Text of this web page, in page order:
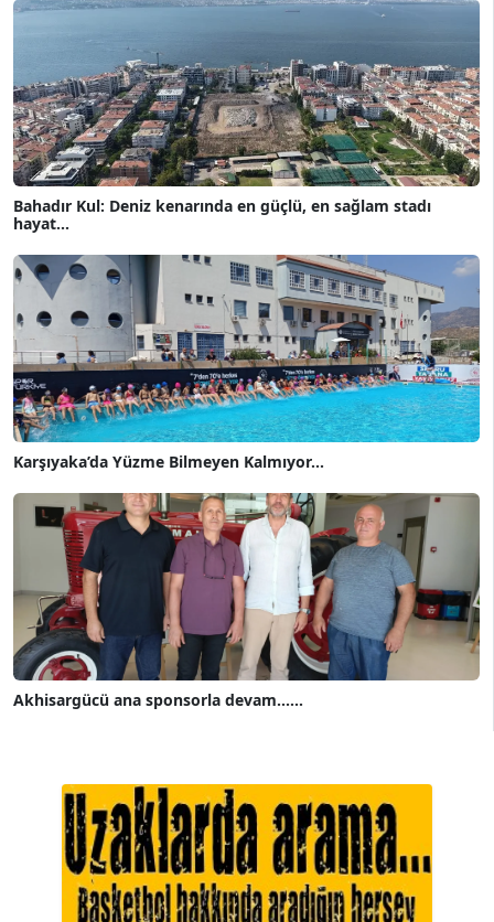
Bahadır Kul: Deniz kenarında en güçlü, en sağlam stadı
hayat...
Karşıyaka’da Yüzme Bilmeyen Kalmıyor...
Akhisargücü ana sponsorla devam......